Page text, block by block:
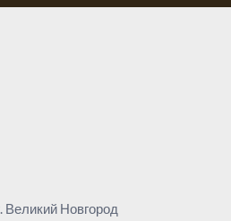
Новгород